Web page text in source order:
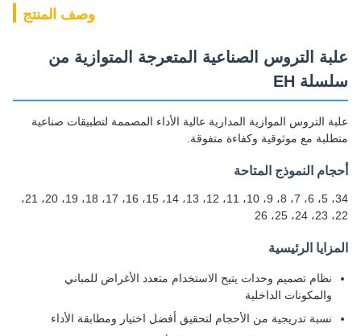
وصف المنتج
علبة التروس الصناعية المتعرجة المتوازية من
سلسلة EH
علبة التروس الموازية المدارية عالية الأداء المصممة لتطبيقات صناعية
متطلبة مع موثوقية وكفاءة متفوقة.
أحجام النموذج المتاحة
34، 5، 6، 7، 8، 9، 10، 11، 12، 13، 14، 15، 16، 17، 18، 19، 20، 21،
22، 23، 24، 25، 26
المزايا الرئيسية
نظام تصميم وحدات يتيح الاستخدام متعدد الأغراض للمباني
والمكونات الداخلية
نسبة تدريجية من الأحجام لتحقيق أفضل اختيار ومطابقة الأداء